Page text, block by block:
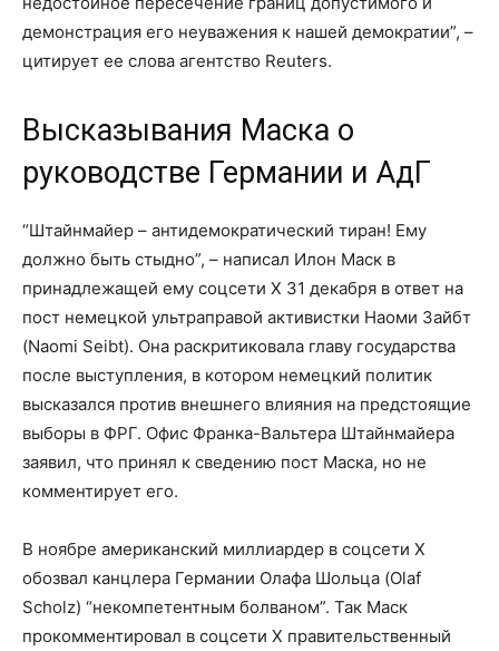
демонстрация его неуважения к нашей демократии”, –
цитирует ее слова агентство Reuters.
Высказывания Маска о
руководстве Германии и АдГ
“Штайнмайер – антидемократический тиран! Ему
должно быть стыдно”, – написал Илон Маск в
принадлежащей ему соцсети X 31 декабря в ответ на
пост немецкой ультраправой активистки Наоми Зайбт
(Naomi Seibt). Она раскритиковала главу государства
после выступления, в котором немецкий политик
высказался против внешнего влияния на предстоящие
выборы в ФРГ. Офис Франка-Вальтера Штайнмайера
заявил, что принял к сведению пост Маска, но не
комментирует его.
В ноябре американский миллиардер в соцсети X
обозвал канцлера Германии Олафа Шольца (Olaf
Scholz) “некомпетентным болваном”. Так Маск
прокомментировал в соцсети Х правительственный